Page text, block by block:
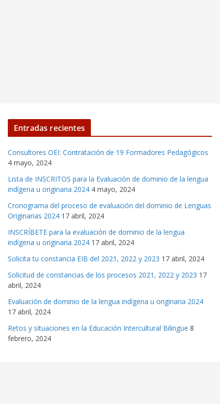
Entradas recientes
Consultores OEI: Contratación de 19 Formadores Pedagógicos
4 mayo, 2024
Lista de INSCRITOS para la Evaluación de dominio de la lengua
indígena u originaria 2024 4 mayo, 2024
Cronograma del proceso de evaluación del dominio de Lenguas
Originarias 2024 17 abril, 2024
INSCRÍBETE para la evaluación de dominio de la lengua
indígena u originaria 2024 17 abril, 2024
Solicita tu constancia EIB del 2021, 2022 y 2023 17 abril, 2024
Solicitud de constancias de los procesos 2021, 2022 y 2023 17
abril, 2024
Evaluación de dominio de la lengua indígena u originaria 2024
17 abril, 2024
Retos y situaciones en la Educación Intercultural Bilingüe 8
febrero, 2024